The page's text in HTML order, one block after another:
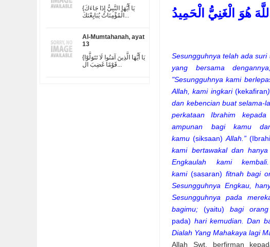
هُوَ الْغَنِيُّ الْحَمِيدُ
Sesungguhnya telah ada
yang bersama
"Sesungguhnya kami
Allah, kami ingkari (kekafiran
dan kebencian buat selama-
perkataan Ibrahim
ampunan bagi kamu
kamu(siksaan)Allah.”
kami bertawakal dan
Engkaulah kami
kami (sasaran) fitnah bagi
Sesungguhnya Engkau,
Sesungguhnya pada
bagimu;(yaitu)bagi
pada) hari kemudian. Dan
Dialah Yang Mahakaya lagi
Allah Swt. berfirman
{يَا أَيُّهَا النَّبِيُّ إِذَا جَاءَكَ
الْمُؤْمِنَاتُ يُبَايِعْنَكَ...
Al-Mumtahanah, ayat
13
{يَا أَيُّهَا الَّذِينَ آمَنُوا لَا تَتَوَلَّوْا
قَوْمًا غَضِبَ ال...